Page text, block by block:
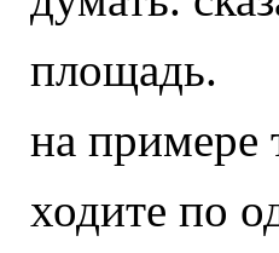
площадь.
на примере
ходите по